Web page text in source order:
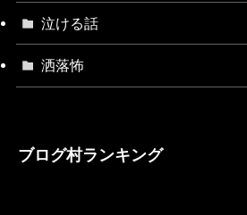
泣ける話
洒落怖
ブログ村ランキング